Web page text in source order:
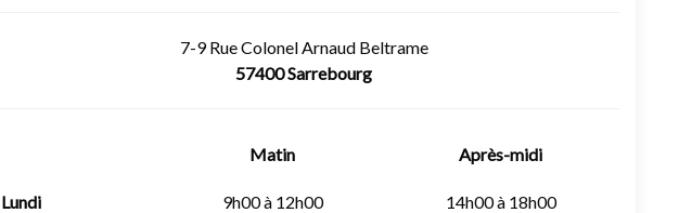
7-9 Rue Colonel Arnaud Beltrame
57400 Sarrebourg
Matin Après-midi
Lundi 9h00 à 12h00 14h00 à 18h00